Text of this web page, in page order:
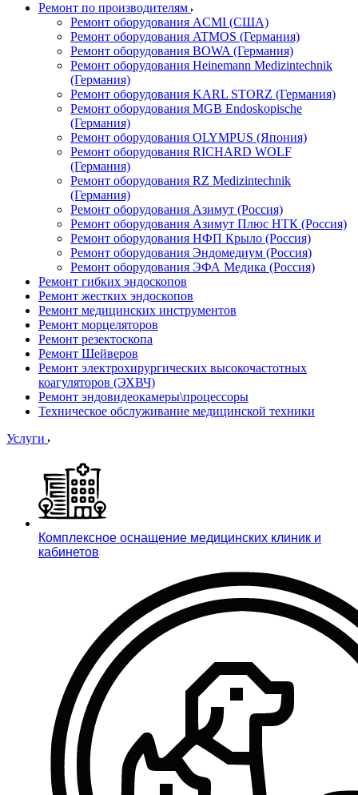
Ремонт по производителям
Ремонт оборудования ACMI (США)
Ремонт оборудования ATMOS (Германия)
Ремонт оборудования BOWA (Германия)
Ремонт оборудования Heinemann Medizintechnik
(Германия)
Ремонт оборудования KARL STORZ (Германия)
Ремонт оборудования MGB Endoskopische
(Германия)
Ремонт оборудования OLYMPUS (Япония)
Ремонт оборудования RICHARD WOLF
(Германия)
Ремонт оборудования RZ Medizintechnik
(Германия)
Ремонт оборудования Азимут (Россия)
Ремонт оборудования Азимут Плюс НТК (Россия)
Ремонт оборудования НФП Крыло (Россия)
Ремонт оборудования Эндомедиум (Россия)
Ремонт оборудования ЭФА Медика (Россия)
Ремонт гибких эндоскопов
Ремонт жестких эндоскопов
Ремонт медицинских инструментов
Ремонт морцеляторов
Ремонт резектоскопа
Ремонт Шейверов
Ремонт электрохирургических высокочастотных
коагуляторов (ЭХВЧ)
Ремонт эндовидеокамеры\процессоры
Техническое обслуживание медицинской техники
Услуги
Комплексное оснащение медицинских клиник и
кабинетов